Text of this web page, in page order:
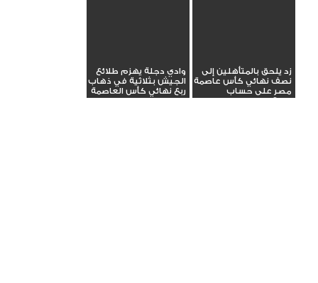
زد يلحق بالمتأهلين إلى
نصف نهائي كأس عاصمة
مصر على حساب
وادي دجلة يهزم طلائع
الجيش بثلاثية في ذهاب
ربع نهائي كأس العاصمة